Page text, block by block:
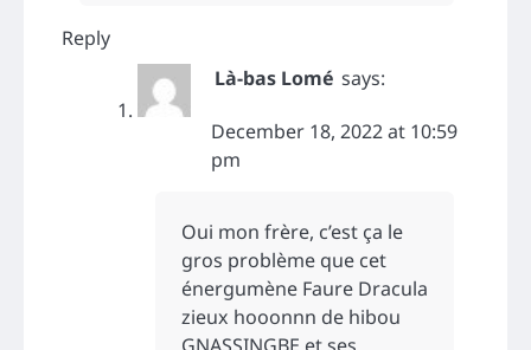
Reply
Là-bas Lomé says:
December 18, 2022 at 10:59
pm
Oui mon frère, c’est ça le
gros problème que cet
énergumène Faure Dracula
zieux hooonnn de hibou